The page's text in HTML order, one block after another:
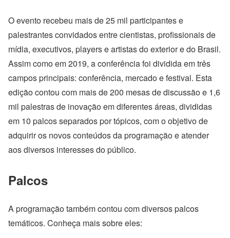
O evento recebeu mais de 25 mil participantes e
palestrantes convidados entre cientistas, profissionais de
mídia, executivos, players e artistas do exterior e do Brasil.
Assim como em 2019, a conferência foi dividida em três
campos principais: conferência, mercado e festival. Esta
edição contou com mais de 200 mesas de discussão e 1,6
mil palestras de inovação em diferentes áreas, divididas
em 10 palcos separados por tópicos, com o objetivo de
adquirir os novos conteúdos da programação e atender
aos diversos interesses do público.
Palcos
A programação também contou com diversos palcos
temáticos. Conheça mais sobre eles: